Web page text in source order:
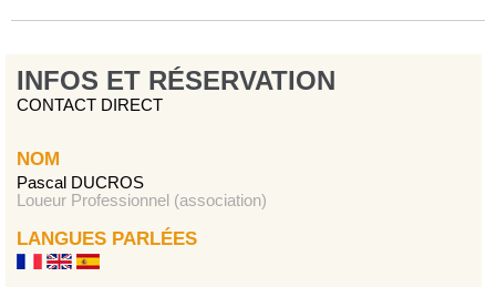
INFOS ET RÉSERVATION
CONTACT DIRECT
NOM
Pascal DUCROS
Loueur Professionnel (association)
LANGUES PARLÉES